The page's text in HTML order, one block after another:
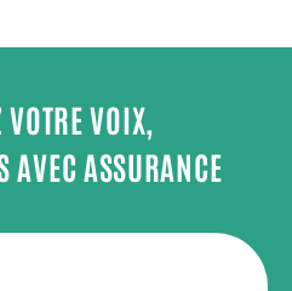
VOIX,
AVEC ASSURANCE